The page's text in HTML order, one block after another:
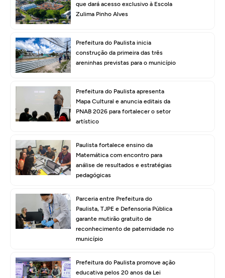
que dará acesso exclusivo à Escola
Zulima Pinho Alves
Prefeitura do Paulista inicia
construção da primeira das três
areninhas previstas para o município
Prefeitura do Paulista apresenta
Mapa Cultural e anuncia editais da
PNAB 2026 para fortalecer o setor
artístico
Paulista fortalece ensino da
Matemática com encontro para
análise de resultados e estratégias
pedagógicas
Parceria entre Prefeitura do
Paulista, TJPE e Defensoria Pública
garante mutirão gratuito de
reconhecimento de paternidade no
município
Prefeitura do Paulista promove ação
educativa pelos 20 anos da Lei